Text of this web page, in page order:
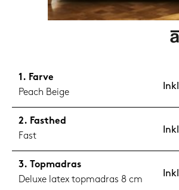
Farve
Peach Beige
Fasthed
Fast
Topmadras
Deluxe latex topmadras 8 cm